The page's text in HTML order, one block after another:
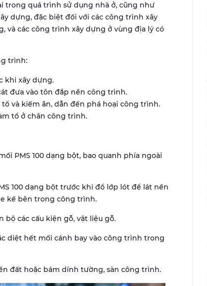
trong quá trình sử dụng nhà ở, cũng như
dựng, đặc biệt đối với các công trình xây
và các công trình xây dựng ở vùng địa lý có
trình:
khi xây dựng.
đưa vào tôn đắp nền công trình.
và kiếm ăn, dẫn đến phá hoại công trình.
tổ ở chân công trình.
PMS 100 dạng bột, bao quanh phía ngoài
100 dạng bột trước khi đổ lớp lót để lát nền
kế bên trong công trình.
các cấu kiện gỗ, vật liệu gỗ.
diệt hết mối cánh bay vào công trình trong
đất hoặc bám dính tường, sàn công trình.